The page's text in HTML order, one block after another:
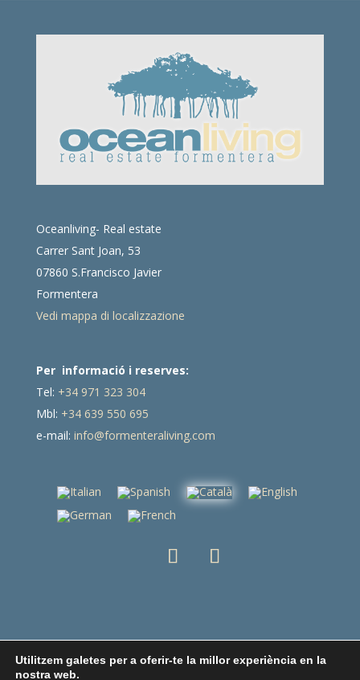
Oceanliving- Real estate
Carrer Sant Joan, 53
07860 S.Francisco Javier
Formentera
Vedi mappa di localizzazione
Per informació i reserves:
Tel: +34 971 323 304
Mbl: +34 639 550 695
e-mail: info@formenteraliving.com
Avís legal Política de privacitat
Utilitzem galetes per a oferir-te la millor experiència en la
nostra web.